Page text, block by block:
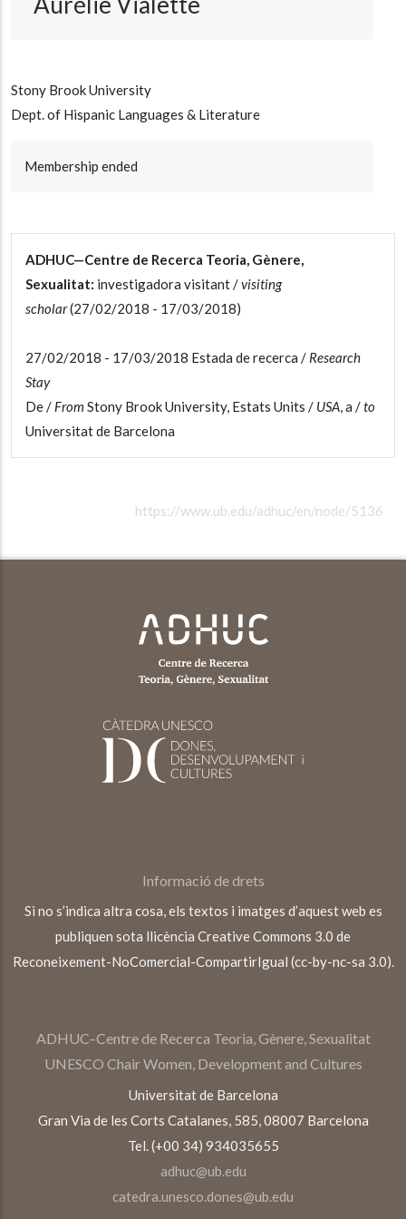
Stony Brook University
Dept. of Hispanic Languages & Literature
Membership ended
ADHUC—Centre de Recerca Teoria, Gènere,
Sexualitat: investigadora visitant /visiting
scholar(27/02/2018 - 17/03/2018)
27/02/2018 - 17/03/2018 Estada de recerca / Research
Stay
De / From Stony Brook University, Estats Units / USA , a /to
Universitat de Barcelona
https://www.ub.edu/adhuc/en/node/5136
Informació de drets
Si no s’indica altra cosa, els textos i imatges d’aquest web es
publiquen sota llicència Creative Commons 3.0 de
Reconeixement-NoComercial-CompartirIgual (cc-by-nc-sa 3.0).
ADHUC–Centre de Recerca Teoria, Gènere, Sexualitat
UNESCO Chair Women, Development and Cultures
Universitat de Barcelona
Gran Via de les Corts Catalanes, 585, 08007 Barcelona
Tel. (+00 34) 934035655
adhuc@ub.edu
catedra.unesco.dones@ub.edu